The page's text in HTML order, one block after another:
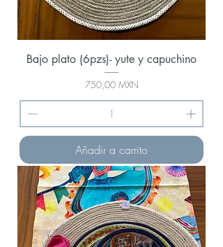
Bajo plato (6pzs)- yute y capuchino
Precio
750,00 MXN
Añadir a carrito